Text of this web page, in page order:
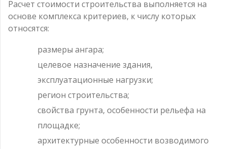
Расчет стоимости строительства выполняется на
основе комплекса критериев, к числу которых
относятся:
размеры ангара;
целевое назначение здания,
эксплуатационные нагрузки;
регион строительства;
свойства грунта, особенности рельефа на
площадке;
архитектурные особенности возводимого